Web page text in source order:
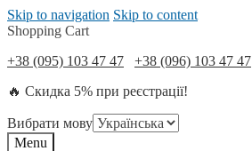
Skip to navigation Skip to content
Shopping Cart
+38 (095) 103 47 47
+38 (096) 103 47 47
🔥 Скидка 5% при реєстрації!
Вибрати мову
Menu